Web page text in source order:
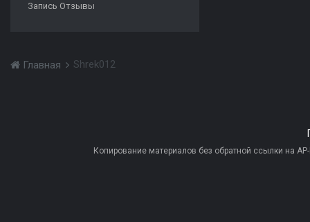
Запись Отзывы
Главная Shrek012
Копирование материалов без обратной ссылки на